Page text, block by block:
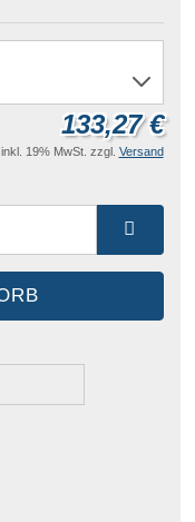
133,27 €
inkl. 19% MwSt. zzgl. Versand